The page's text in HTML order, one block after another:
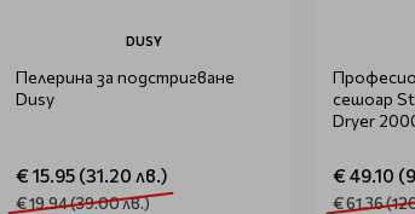
DUSY
Пелерина за подстригване
Dusy
€ 15.95 (31.20 лв.)
€ 19.94 (39.00 лв.)
сешоар
Dryer
€ 49.10
€ 61.36